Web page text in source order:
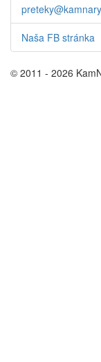
Naša FB stránka
© 2011 - 2026